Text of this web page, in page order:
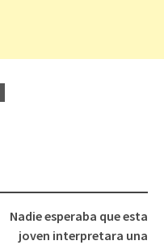
Nadie esperaba que esta
joven interpretara una